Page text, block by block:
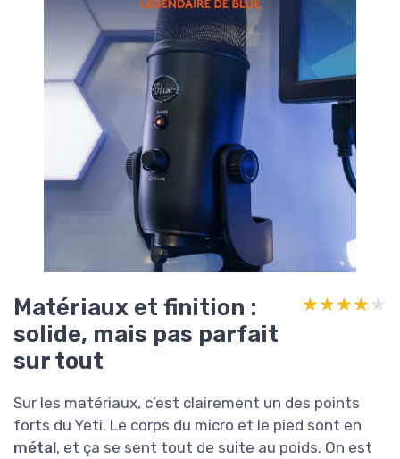
Matériaux et finition :
solide, mais pas parfait
sur tout
★★★★★
★★★★★
Sur les matériaux, c’est clairement un des points
forts du Yeti. Le corps du micro et le pied sont en
métal, et ça se sent tout de suite au poids. On est